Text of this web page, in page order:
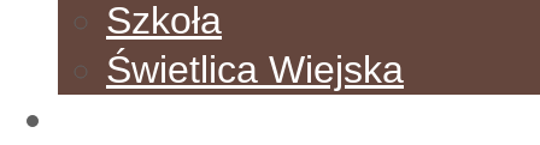
Szkoła
Świetlica Wiejska